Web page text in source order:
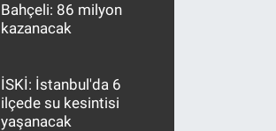
Bahçeli: 86 milyon
kazanacak
İSKİ: İstanbul'da 6
ilçede su kesintisi
yaşanacak